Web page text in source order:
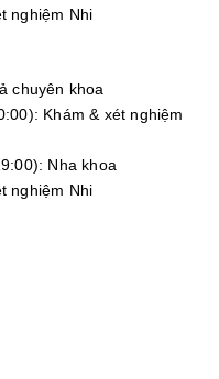
nghiệm Nhi
chuyên khoa
Khám & xét nghiệm
Nha khoa
nghiệm Nhi